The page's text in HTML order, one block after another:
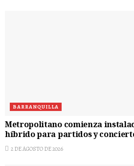
BARRANQUILLA
Metropolitano comienza
híbrido para partidos y
2 DE AGOSTO DE 2026